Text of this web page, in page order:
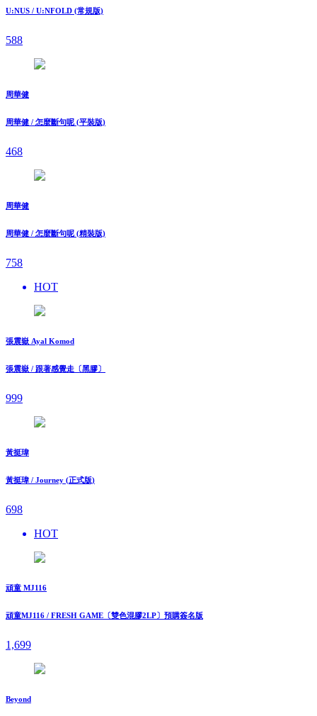
U:NUS / U:NFOLD (常規版)
588
周華健
周華健 / 怎麼斷句呢 (平裝版)
468
周華健
周華健 / 怎麼斷句呢 (精裝版)
758
HOT
張震嶽 Ayal Komod
張震嶽 / 跟著感覺走〔黑膠〕
999
黃挺瑋
黃挺瑋 / Journey (正式版)
698
HOT
頑童 MJ116
頑童MJ116 / FRESH GAME〔雙色混膠2LP〕預購簽名版
1,699
Beyond